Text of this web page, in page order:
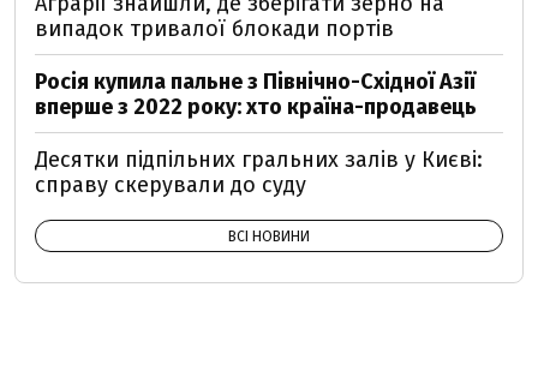
випадок тривалої блокади портів
Росія купила пальне з Північно-Східної Азії
вперше з 2022 року: хто країна-продавець
Десятки підпільних гральних залів у Києві:
справу скерували до суду
ВСІ НОВИНИ